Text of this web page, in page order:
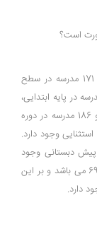
است؟
بر اساس آمار اعلام شده در مجموع تعداد 107 هزار و 171 مدرسه در سطح
دارد. در حال حاضر تعداد 61 هزار و 346 مدرسه در پایه ابتدایی،
23 هزار و 79 مدرسه در مقطع متوسطه اول، 21 هزار و 186 مدرسه در دوره
و پرورش استثنایی وجود دارد.
و 702 مدرسه در پایه پیش دبستانی وجود
دارد. همچنین تعداد کل هنرستان ها در سطح کشور 6983 می باشد و بر این